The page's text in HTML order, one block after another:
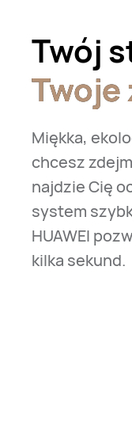
Twój
Twoje
Twoje
Miękka,
chcesz
najdzie Cię
system
HUAWEI
kilka sekund.